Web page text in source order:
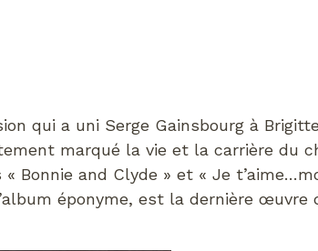
qui a uni Serge Gainsbourg à
marqué la vie et la carrière du
« Bonnie and Clyde » et « Je
éponyme, est la dernière œuvre